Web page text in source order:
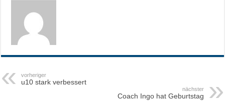
vorheriger
u10 stark verbessert
nächster
Coach Ingo hat Geburtstag